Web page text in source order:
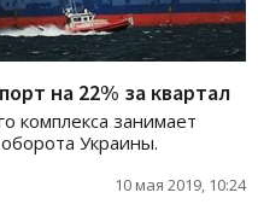
на 22% за квартал
комплекса занимает
Украины.
10 мая 2019, 10:24